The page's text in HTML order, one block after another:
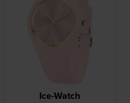
Ice-Watch